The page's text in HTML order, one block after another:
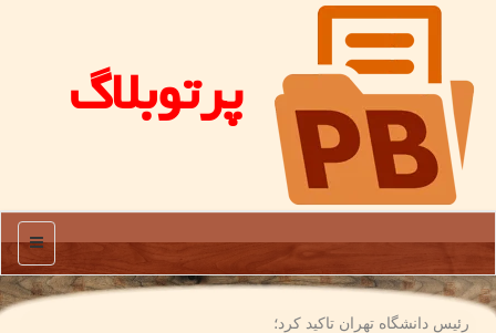
پرتوبلاگ
منو
رئیس دانشگاه تهران تاكید كرد؛